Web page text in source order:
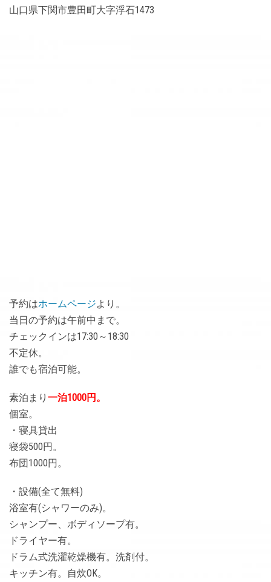
山口県下関市豊田町大字浮石1473
予約はホームページより。
当日の予約は午前中まで。
チェックインは17:30～18:30
不定休。
誰でも宿泊可能。
素泊まり 一泊1000円。
個室。
・寝具貸出
寝袋500円。
布団1000円。
・設備(全て無料)
浴室有(シャワーのみ)。
シャンプー、ボディソープ有。
ドライヤー有。
ドラム式洗濯乾燥機有。洗剤付。
キッチン有。自炊OK。